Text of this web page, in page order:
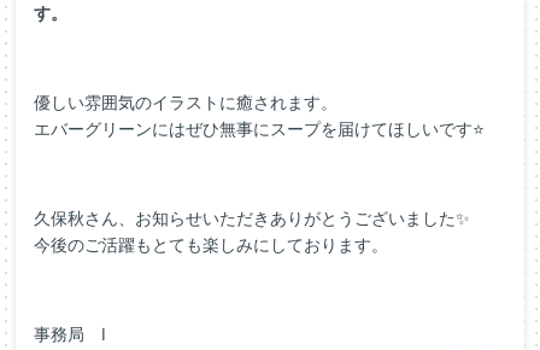
す。
優しい雰囲気のイラストに癒されます。
エバーグリーンにはぜひ無事にスープを届けてほしいです⭐
久保秋さん、お知らせいただきありがとうございました✨
今後のご活躍もとても楽しみにしております。
事務局 I